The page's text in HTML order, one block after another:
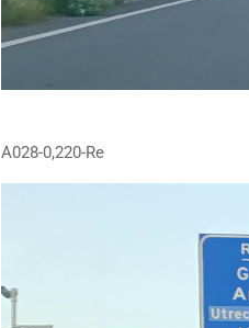
A028-0,220-Re